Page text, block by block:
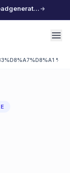
Introductie van LeadOcean: AI-gestuurde leadgeneratie, samengestelde data, moeiteloos schalen